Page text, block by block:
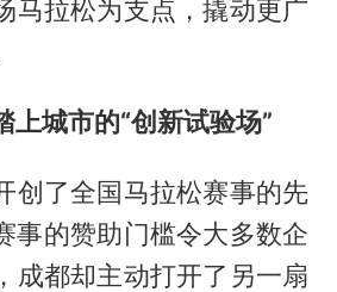
马拉松为支点，撬动更广
上城市的“创新试验场”
创了全国马拉松赛事的先
的赞助门槛令大多数企
成都却主动打开了另一扇